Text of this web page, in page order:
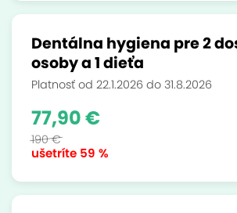
Dentálna hygiena pre 2
osoby a 1 dieťa
Platnosť od 22.1.2026 do 31.8.2026
ušetríte 59 %
77,90 €
190 €